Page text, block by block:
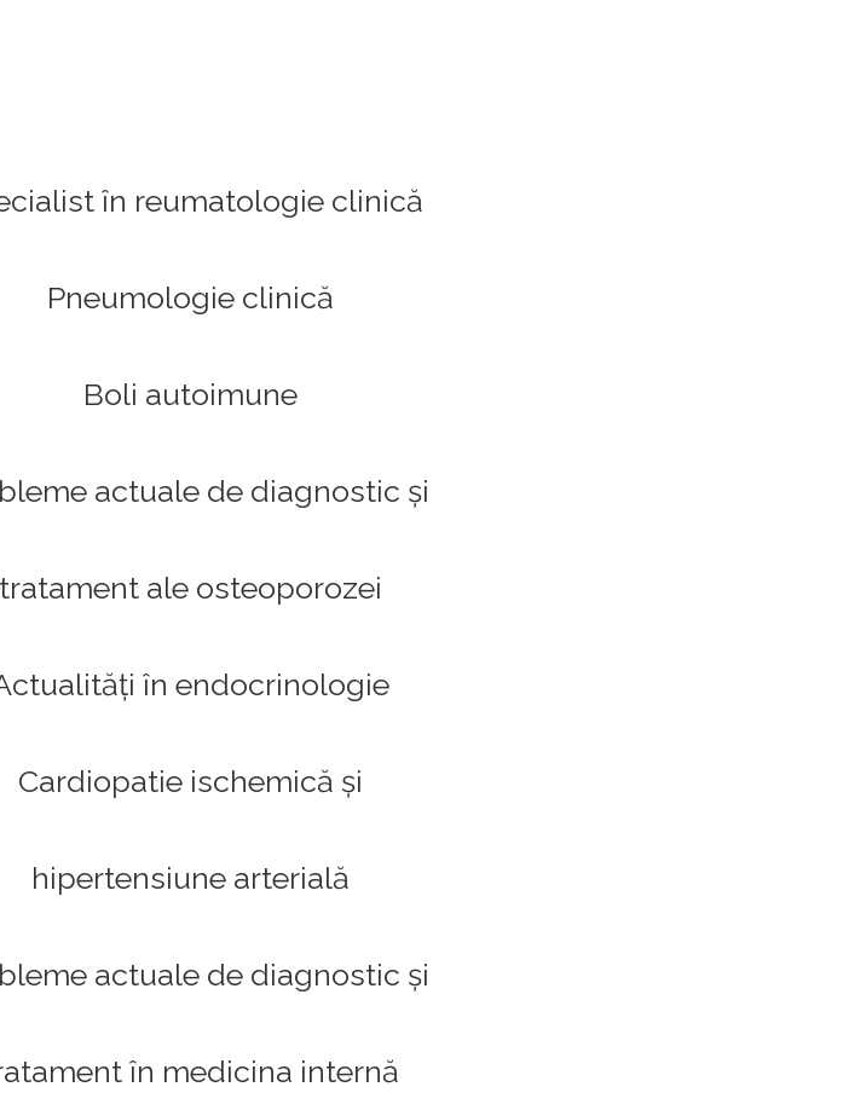
în reumatologie clinică
Pneumologie clinică
Boli autoimune
actuale de diagnostic și
tratament ale osteoporozei
în endocrinologie
Cardiopatie ischemică și
hipertensiune arterială
actuale de diagnostic și
în medicina internă